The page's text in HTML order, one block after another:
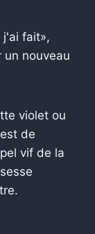
j'ai fait»,
nouveau
violet ou
de
vif de la